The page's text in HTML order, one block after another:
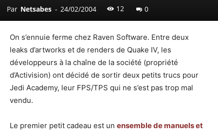
Par Netsabes - 24/02/2004 12 0
On s’ennuie ferme chez Raven Software. Entre deux
leaks d’artworks et de renders de Quake IV, les
développeurs à la chaîne de la société (propriété
d’Activision) ont décidé de sortir deux petits trucs pour
Jedi Academy, leur FPS/TPS qui ne s’est pas trop mal
vendu.
Le premier petit cadeau est un ensemble de manuels et